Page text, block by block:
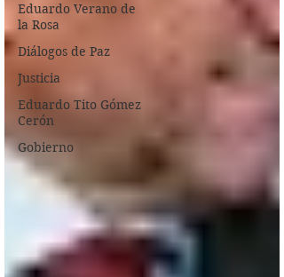
Eduardo Verano de
la Rosa
Diálogos de Paz
Justicia
Eduardo Tito Gómez
Cerón
Gobierno